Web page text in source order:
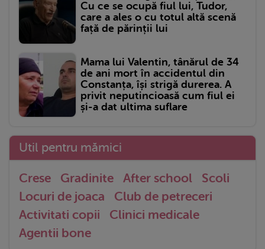
Cu ce se ocupă fiul lui, Tudor,
care a ales o cu totul altă scenă
față de părinții lui
Mama lui Valentin, tânărul de 34
de ani mort în accidentul din
Constanța, își strigă durerea. A
privit neputincioasă cum fiul ei
și-a dat ultima suflare
Util pentru mămici
Crese Gradinite After school
Scoli
Locuri de joaca
Club de petreceri
Activitati copii
Clinici medicale
Agentii bone